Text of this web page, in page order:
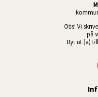
Obs! Vi
på
Byt ut (a)